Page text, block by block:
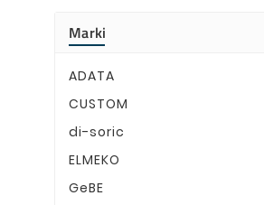
Marki
ADATA
CUSTOM
di-soric
ELMEKO
GeBE